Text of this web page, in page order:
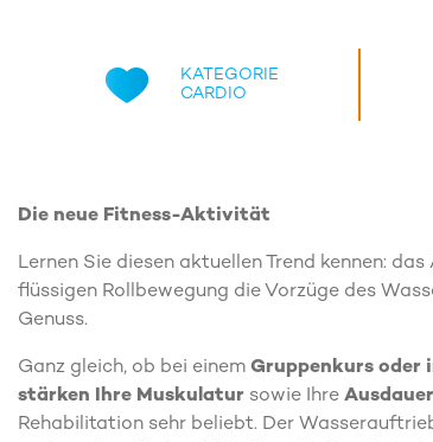
KATEGORIE
CARDIO
Die neue Fitness-Aktivität
Lernen Sie diesen aktuellen Trend kennen:
flüssigen Rollbewegung die Vorzüge des
Genuss.
Ganz gleich, ob bei einem Gruppenkurs oder
stärken Ihre Muskulatur sowie Ihre Ausdauer
Rehabilitation sehr beliebt. Der